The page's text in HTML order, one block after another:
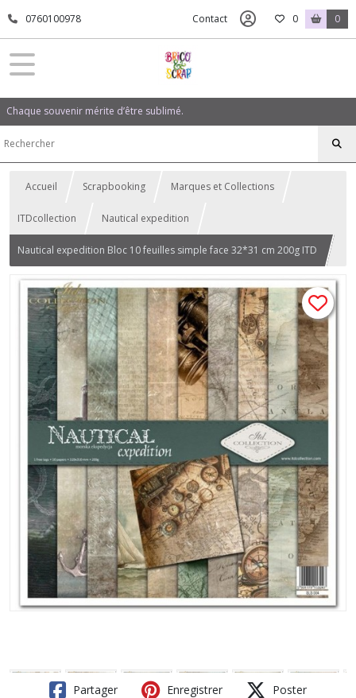
0760100978 Contact 0 0
Chaque souvenir mérite d’être sublimé.
Accueil Scrapbooking Marques et Collections
ITDcollection Nautical expedition
Nautical expedition Bloc 10 feuilles simple face 32*31 cm 200g ITD
Partager Enregistrer Poster